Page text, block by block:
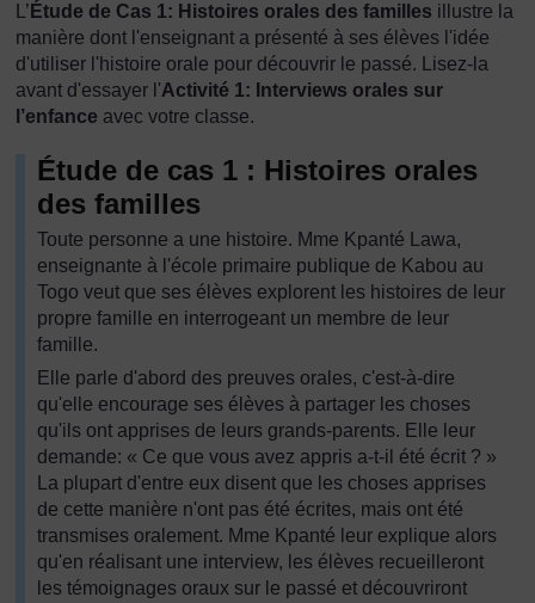
L’ Étude de Cas 1: Histoires orales des familles illustre la
manière dont l'enseignant a présenté à ses élèves l'idée
d'utiliser l'histoire orale pour découvrir le passé. Lisez-la
avant d'essayer l'Activité 1: Interviews orales sur
l’enfance avec votre classe.
Étude de cas 1 : Histoires orales
des familles
Toute personne a une histoire. Mme Kpanté Lawa,
enseignante à l'école primaire publique de Kabou au
Togo veut que ses élèves explorent les histoires de leur
propre famille en interrogeant un membre de leur
famille.
Elle parle d'abord des preuves orales, c'est-à-dire
qu'elle encourage ses élèves à partager les choses
qu'ils ont apprises de leurs grands-parents. Elle leur
demande: « Ce que vous avez appris a-t-il été écrit ? »
La plupart d'entre eux disent que les choses apprises
de cette manière n'ont pas été écrites, mais ont été
transmises oralement. Mme Kpanté leur explique alors
qu'en réalisant une interview, les élèves recueilleront
les témoignages oraux sur le passé et découvriront